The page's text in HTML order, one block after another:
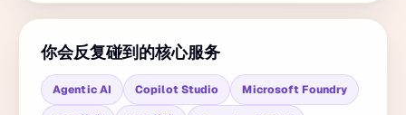
你会反复碰到的核心服务
Agentic AI Copilot Studio Microsoft Foundry